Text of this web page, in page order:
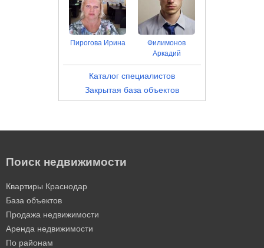
Пирогова Ирина
Филимонов
Аркадий
Каталог специалистов
Закрытая база объектов
Поиск недвижимости
Квартиры Краснодар
База объектов
Продажа недвижимости
Аренда недвижимости
По районам